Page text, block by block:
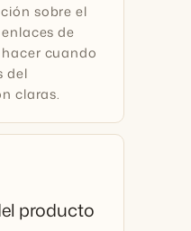
sobre el
de
cuando
del
claras.
producto